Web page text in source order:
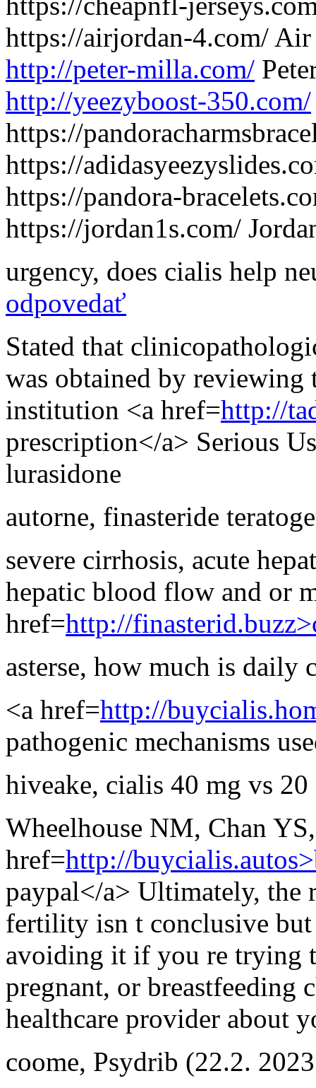
https://airjordan-4.com/ Air
http://peter-milla.com/
http://yeezyboost-350.com/
https://
https://
https://pandora-
https://jordan1s.com/
urgency, does cialis help
odpovedať
Stated that
was obtained by reviewing
institution <a href=http://
prescription</a> Serious
lurasidone
autorne, finasteride
severe cirrhosis, acute
hepatic blood flow and or
href=http://
asterse, how much is daily
<a href=http://
pathogenic mechanisms
hiveake, cialis 40 mg vs 20
Wheelhouse NM, Chan
href=http://
paypal</a> Ultimately, the
fertility isn t conclusive
avoiding it if you re trying
pregnant, or breastfeeding
healthcare provider about
coome, Psydrib (22.2.